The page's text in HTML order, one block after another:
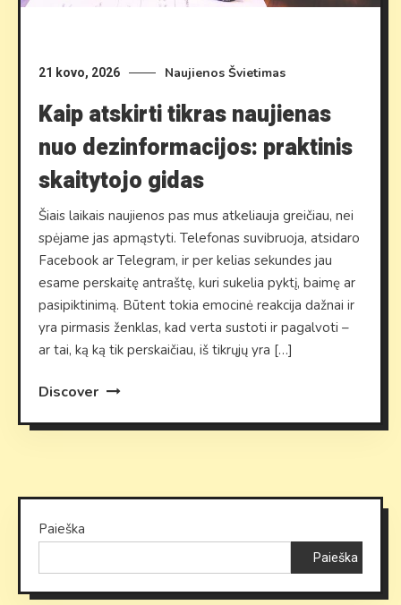
21 kovo, 2026 Naujienos Švietimas
Kaip atskirti tikras naujienas
nuo dezinformacijos: praktinis
skaitytojo gidas
Šiais laikais naujienos pas mus atkeliauja greičiau, nei
spėjame jas apmąstyti. Telefonas suvibruoja, atsidaro
Facebook ar Telegram, ir per kelias sekundes jau
esame perskaitę antraštę, kuri sukelia pyktį, baimę ar
pasipiktinimą. Būtent tokia emocinė reakcija dažnai ir
yra pirmasis ženklas, kad verta sustoti ir pagalvoti –
ar tai, ką ką tik perskaičiau, iš tikrųjų yra […]
Discover
Paieška
Paieška